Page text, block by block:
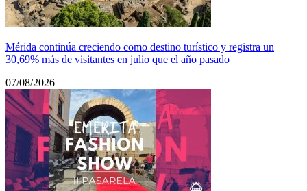
Mérida continúa creciendo como destino turístico y registra un
30,69% más de visitantes en julio que el año pasado
07/08/2026